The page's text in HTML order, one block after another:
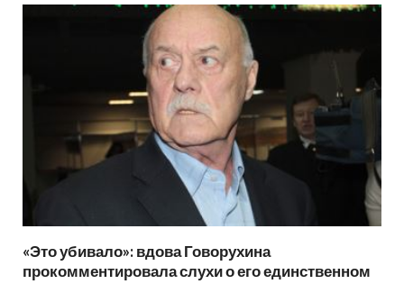
«Это убивало»: вдова Говорухина
прокомментировала слухи о его единственном